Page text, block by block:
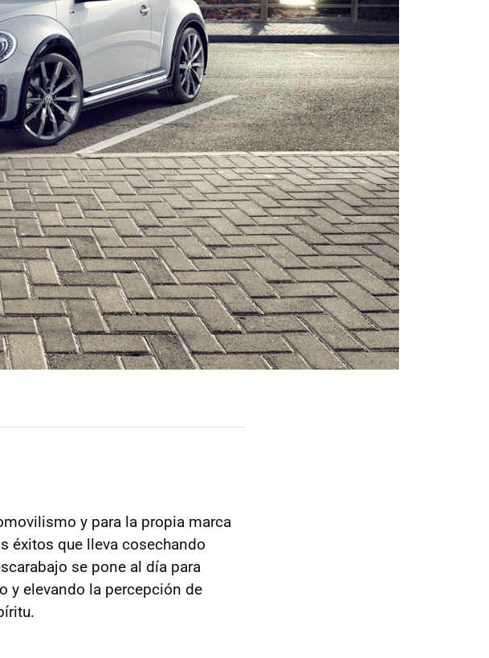
y para la propia marca
éxitos que lleva cosechando
se pone al día para
y elevando la percepción de